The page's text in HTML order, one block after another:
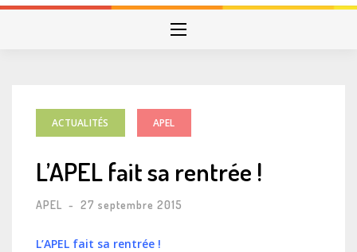
ACTUALITÉS APEL
L’APEL fait sa rentrée !
APEL - 27 septembre 2015
L’APEL fait sa rentrée !